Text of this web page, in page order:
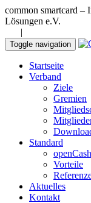
common smartcard –
Lösungen e.V.
|
Toggle navigation
Startseite
Verband
Ziele
Gremien
Standard
Vorteile
Aktuelles
Kontakt